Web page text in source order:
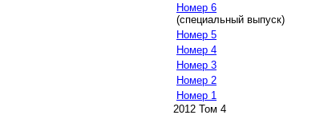
Номер 6
(специальный выпуск)
Номер 5
Номер 4
Номер 3
Номер 2
Номер 1
2012 Том 4